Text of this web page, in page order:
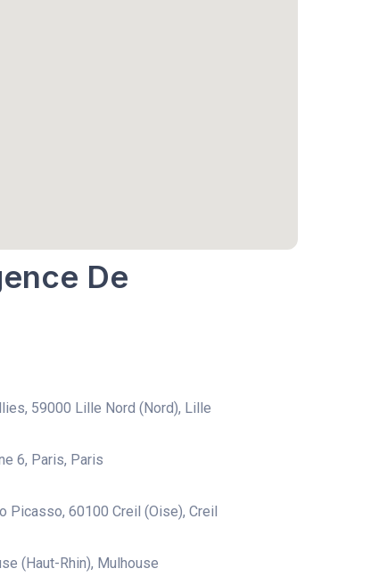
De
59000 Lille Nord (Nord), Lille
6, Paris, Paris
Picasso, 60100 Creil (Oise), Creil
(Haut-Rhin), Mulhouse